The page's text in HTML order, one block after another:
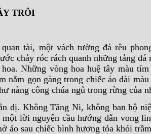
TRÔI
tài, một vách tường đá rêu
chảy róc rách quanh những tảng
hoa. Những vòng hoa huệ tây màu
nằm gọn gàng trong chiếc áo dài
nàng công chúa ngủ trong rừng của
dị. Không Tăng Ni, không ban hộ
lời nguyện cầu hướng dẫn vong
ảo sau chiếc bình hương tỏa khói